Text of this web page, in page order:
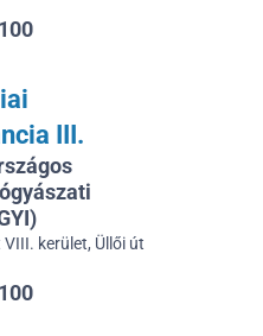
III.
kerület, Üllői út